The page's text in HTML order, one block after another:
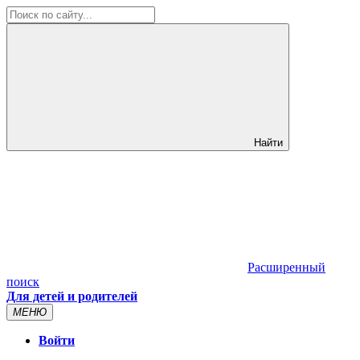
Найти
Расширенный
поиск
Для детей и родителей
МЕНЮ
Войти